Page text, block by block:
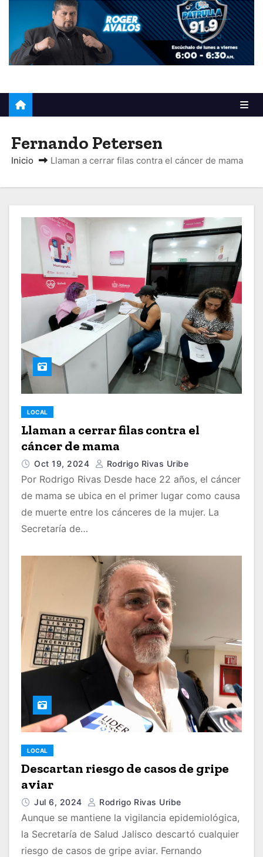
Fernando Petersen
Inicio Llaman a cerrar filas contra el cáncer de mama
LOCAL
Llaman a cerrar filas contra el
cáncer de mama
Oct 19, 2024 Rodrigo Rivas Uribe
Por Rodrigo Rivas Desde hace 22 años, el cáncer
de mama se ubica en el primer lugar como causa
de muerte entre los cánceres de la mujer. La
Secretaría de…
LOCAL
Descartan riesgo de casos de gripe
aviar
Jul 6, 2024 Rodrigo Rivas Uribe
Aunque se mantiene la vigilancia epidemiológica,
la Secretaría de Salud Jalisco descartó cualquier
riesgo de casos de gripe aviar. Fernando